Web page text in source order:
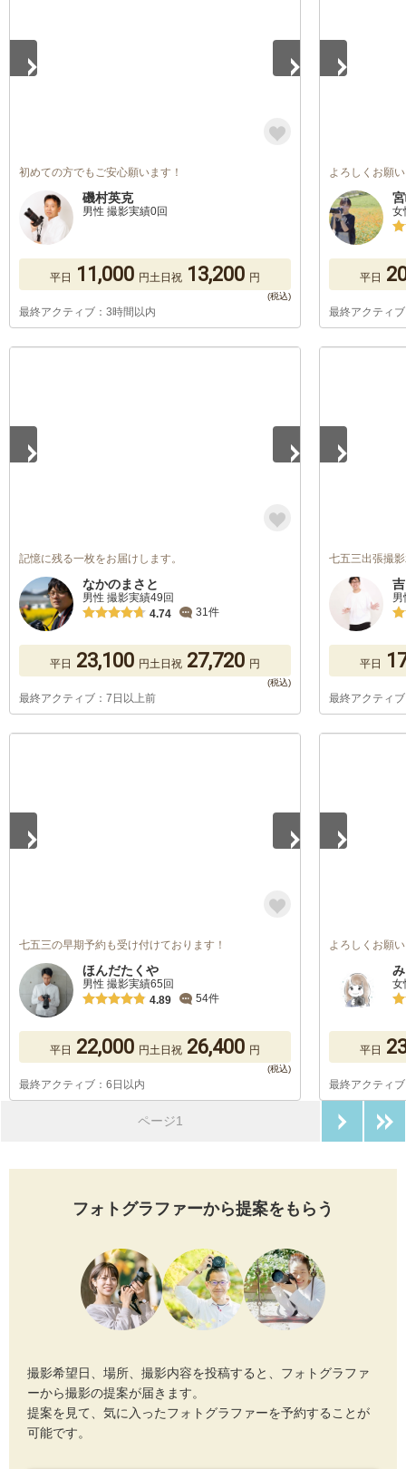
初めての方でもご安心願います！
磯村英克
男性 撮影実績0回
平日 11,000 円土日祝 13,200 円
最終アクティブ：3時間以内
よろしくお願
女
平日
最終アクティ
記憶に残る一枚をお届けします。
なかのまさと
男性 撮影実績49回
4.74
31件
平日 23,100 円土日祝 27,720 円
最終アクティブ：7日以上前
七五三出張撮
平日
最終アクティ
七五三の早期予約も受け付けております！
ほんだたくや
男性 撮影実績65回
4.89
54件
平日 22,000 円土日祝 26,400 円
最終アクティブ：6日以内
よろしくお願
女
平日
最終アクティ
ページ1
フォトグラファーから提案をもらう
撮影希望日、場所、撮影内容を投稿すると、フォトグラファ
ーから撮影の提案が届きます。
提案を見て、気に入ったフォトグラファーを予約することが
可能です。